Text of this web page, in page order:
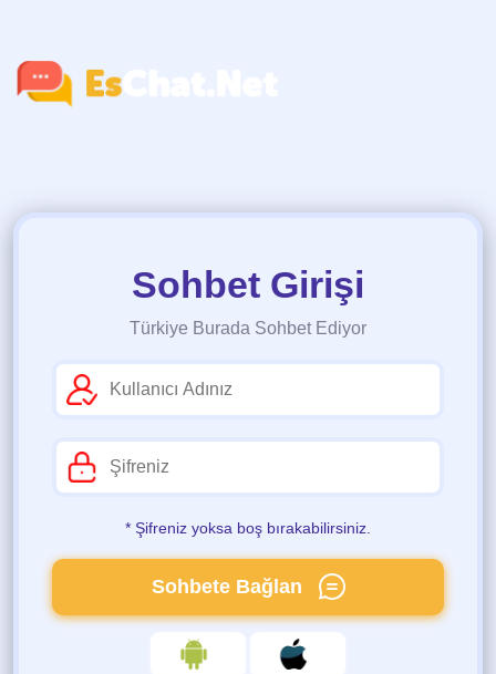
Sohbet Girişi
Türkiye Burada Sohbet Ediyor
* Şifreniz yoksa boş bırakabilirsiniz.
Sohbete Bağlan